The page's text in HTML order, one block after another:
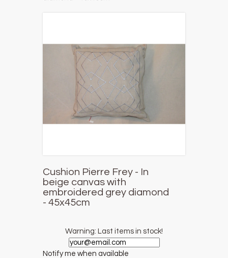
Cushion Pierre Frey - In
beige canvas with
embroidered grey diamond
- 45x45cm
Warning: Last items in stock!
Notify me when available